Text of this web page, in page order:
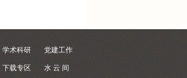
学术科研 党建工作
下载专区 水 云 间